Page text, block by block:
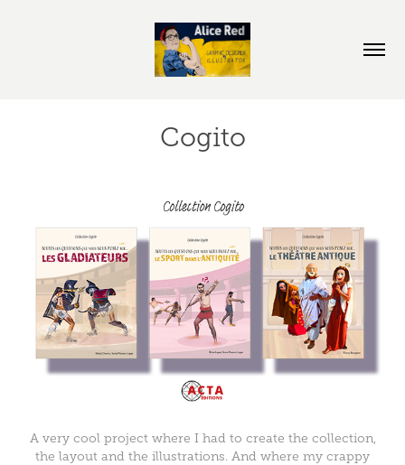
Cogito
A very cool project where I had to create the collection,
the layout and the illustrations. And where my crappy